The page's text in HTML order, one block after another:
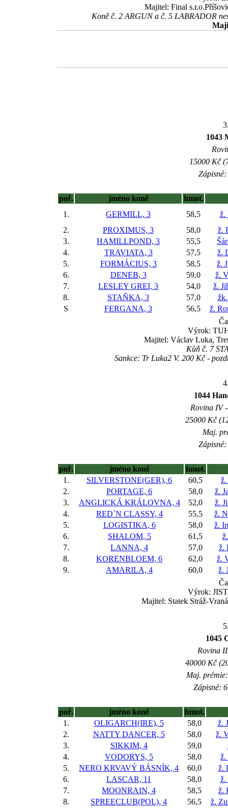
Majitel: Final
Koně č. 2 ARGUN a č. 5 LABRADOR
1043
15000 Kč
poř. jméno koně
hmot.
1.
GERMILL, 3 58,5
ž.
2.
PROXIMUS, 3 58,0
ž.
3.
HAMILLPOND, 3 55,5
4.
TRAVIATA, 3 57,5
ž.
5.
FORMÁCIUS, 3 58,5
ž.
6.
DENEB, 3 59,0
ž.
7.
LESLEY GREI, 3 54,0
ž.
8.
STAŇKA, 3 57,0
S
FERGANA, 3 56,5
ž.
Výrok:
Majitel: Václav Luka,
Kůň č. 7
Sankce: Tr Luka2 V. 200 Kč -
1044
Rovina IV
25000 Kč
Maj.
poř. jméno koně
hmot.
1.
SILVERSTONE(GER), 6 60,5
ž.
2.
PORTAGE, 6 58,0
ž.
3.
ANGLICKÁ KRÁLOVNA, 4 52,0
ž.
4.
RED`N CLASSY, 4 55,5
ž.
5.
LOGISTIKA, 6 58,0
ž.
6.
SHALOM, 5 61,5
7.
LANNA, 4 57,0
ž.
8.
KORENBLOEM, 6 62,0
ž.
9.
AMARILA, 4 60,0
ž.
Výrok:
Majitel: Statek Stráž-
1045
Rovina
40000 Kč
Maj.
Zápisné:
poř. jméno koně
hmot.
1.
OLIGARCH(IRE), 5 58,0
ž.
2.
NATTY DANCER, 5 58,0
ž.
3.
SIKKIM, 4 59,0
4.
VODORYS, 5 58,0
ž.
5.
NERO KRVAVÝ BÁSNÍK, 4 60,0
ž.
6.
LASCAR, 11 58,0
ž.
7.
MOONRAIN, 4 58,5
ž.
8.
SPREECLUB(POL), 4 56,5
ž.